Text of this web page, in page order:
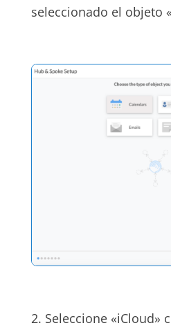
seleccionado el objeto
2. Seleccione «iCloud»